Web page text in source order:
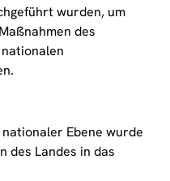
wurden, um
des
nationalen
Ebene wurde
des Landes in das